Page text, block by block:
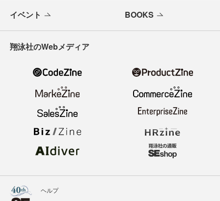
イベント BOOKS
翔泳社のWebメディア
ヘルプ